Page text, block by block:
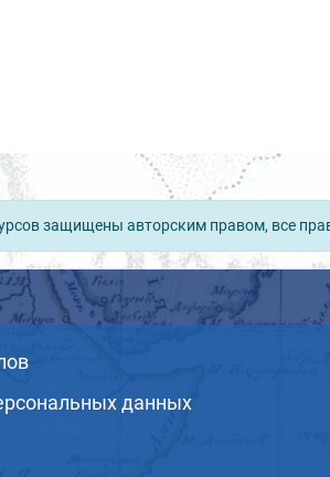
защищены авторским правом, все
данных